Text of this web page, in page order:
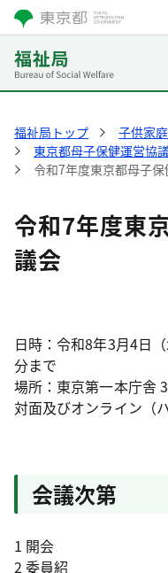
福祉局トップ 子供家庭
東京都母子保健運営協
令和7年度東京都母子
令和7年度東
議会
日時：令和8年3月4日
分まで
場所：東京第一本庁舎
対面及びオンライン（
会議次第
1 開会
2 委員紹